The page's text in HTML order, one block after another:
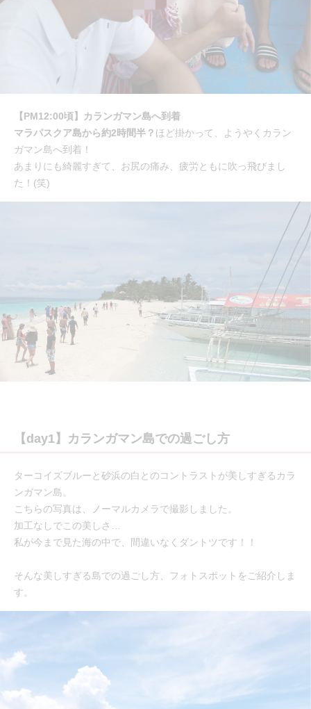
【PM12:00頃】カランガマン島へ到着
マラパスクア島から約2時間半？ ほど掛かって、ようやくカラン
ガマン島へ到着！
あまりにも綺麗すぎて、お尻の痛み、疲労ともに吹っ飛びまし
た！(笑)
【day1】カランガマン島での過ごし方
ターコイズブルーと砂浜の白とのコントラストが美しすぎるカラ
ンガマン島。
こちらの写真は、ノーマルカメラで撮影しました。
加工なしでこの美しさ…
私が今まで見た海の中で、間違いなくダントツです！！
そんな美しすぎる島での過ごし方、フォトスポットをご紹介しま
す。